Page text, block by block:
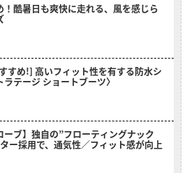
！酷暑日も爽快に走れる、風を感じら
すめ!] 高いフィット性を有する防水シ
ラテージ ショートブーツ〉
ーブ】独自の”フローティングナック
ー採用で、通気性／フィット感が向上